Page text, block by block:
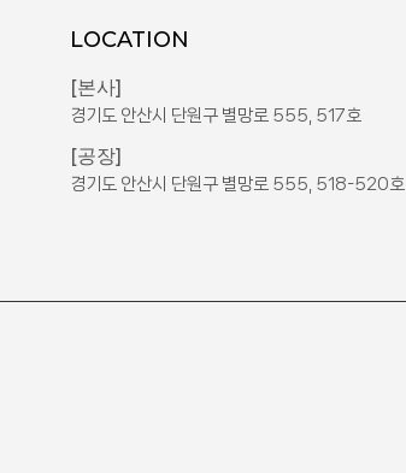
LOCATION
[본사]
경기도 안산시 단원구 별망로 555, 517호
[공장]
경기도 안산시 단원구 별망로 555, 518-520호